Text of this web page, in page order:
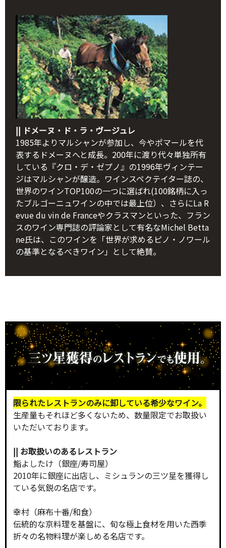
|| ドメーヌ・ド・ラ・ヴージュレ
1985年よりマルシャンが参加し、今やポマールを代
表するドメーヌへと成長。200年に渡り代々単独所有
している『クロ・デ・ゼプノ』の1996年ヴィンテー
ジはマルシャンが醸造。ワインスペクテイター誌の、
世界のワインTOP100の一つに選ばれ(100銘柄に入っ
たブルゴーニュワインの中では最上位）、さらにLa R
evue du vin de Franceやクラスマンといった、フラン
スのワイン専門誌の評論家として有名なMichel Betta
ne氏は、このワインを「世界が求めるピノ・ノワール
の基準となるべきワイン」として絶賛。
限られたレストランのみに卸している希少なワイン。
生産量もそれほど多くないため、数量限定でお取扱い
いただいております。
|| お取扱いのあるレストラン
鮨よしたけ（銀座/寿司屋）
2010年に銀座に出店し、ミシュランの三ツ星を獲得し
ている気鋭の名店です。
幸村（麻布十番/和食）
伝統的な京料理を基盤に、旬な極上食材を用いた西季
折々の名物料理が楽しめる名店です。